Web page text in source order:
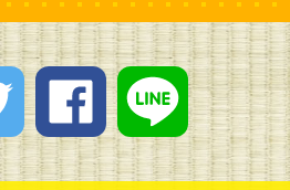
ツイートするシェアするLINEで送る